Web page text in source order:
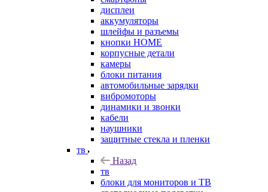
дисплеи
аккумуляторы
шлейфы и разъемы
кнопки HOME
корпусные детали
камеры
блоки питания
автомобильные зарядки
вибромоторы
динамики и звонки
кабели
наушники
защитные стекла и пленки
тв
Назад
тв
блоки для мониторов и ТВ